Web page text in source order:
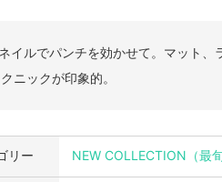
イルでパンチを効かせて。マット、
ニックが印象的。
リー NEW COLLECTION（最